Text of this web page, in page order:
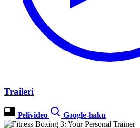
Traileri
Pelivideo Google-haku